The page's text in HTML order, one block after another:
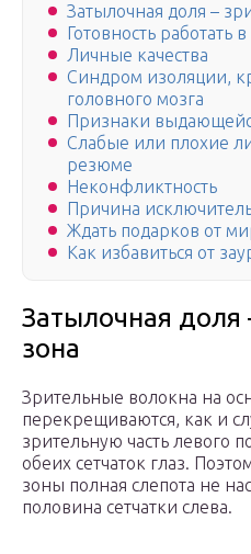
Затылочная доля –
Готовность работать
Личные качества
Синдром изоляции,
головного мозга
Признаки
Слабые или плохие
резюме
Неконфликтность
Причина
Ждать подарков от
Как избавиться от
Затылочная доля
зона
Зрительные волокна на
перекрещиваются, как и
зрительную часть левого
обеих сетчаток глаз.
зоны полная слепота не
половина сетчатки слева.